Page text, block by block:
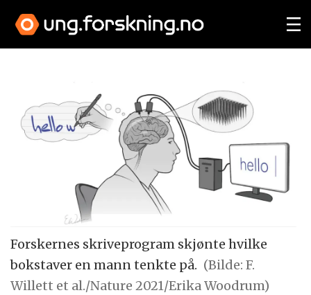
Forskernes skriveprogram skjønte hvilke
bokstaver en mann tenkte på. (Bilde: F.
Willett et al./Nature 2021/Erika Woodrum)